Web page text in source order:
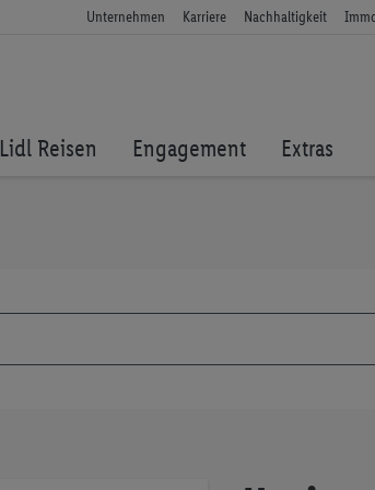
Unternehmen Karriere Nachhaltigkeit
Lidl Reisen Engagement Extras